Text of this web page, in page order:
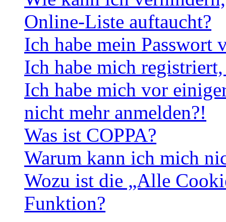
Online-Liste auftaucht?
Ich habe mein Passwort
Ich habe mich
Ich habe mich vor
nicht mehr anmelden?!
Was ist COPPA?
Warum kann ich mich
Wozu ist die „Alle
Funktion?